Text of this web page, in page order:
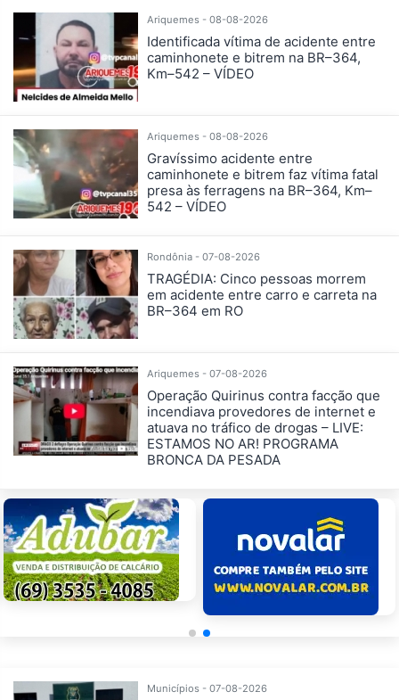
Ariquemes - 08-08-2026
Identificada vítima de acidente entre
caminhonete e bitrem na BR–364,
Km–542 – VÍDEO
Ariquemes - 08-08-2026
Gravíssimo acidente entre
caminhonete e bitrem faz vítima fatal
presa às ferragens na BR–364, Km–
542 – VÍDEO
Rondônia - 07-08-2026
TRAGÉDIA: Cinco pessoas morrem
em acidente entre carro e carreta na
BR–364 em RO
Ariquemes - 07-08-2026
Operação Quirinus contra facção que
incendiava provedores de internet e
atuava no tráfico de drogas – LIVE:
ESTAMOS NO AR! PROGRAMA
BRONCA DA PESADA
Municípios - 07-08-2026